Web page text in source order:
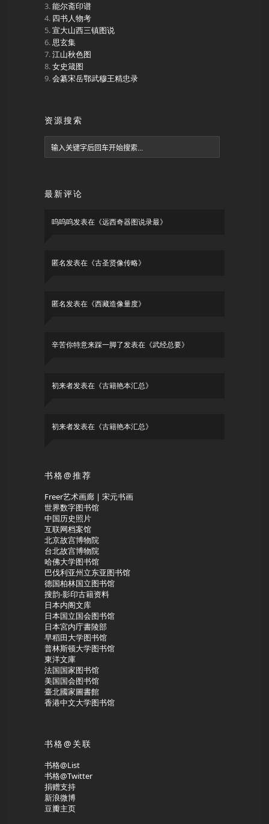
能尔斋印谱
四书人物考
宣大山西三镇图说
思玄集
江山秋色图
女史箴图
会纂宋岳鄂武穆王精忠录
资源搜索
最新评论
呜呜呜发表在《远西奇器图说录最》
匿名发表在《古圣贤像传略》
匿名发表在《西藏造像量度》
辛苦你特意来踩一脚了发表在《武经总要》
初来者发表在《古籍艳本汇总》
初来者发表在《古籍艳本汇总》
书格@推荐
Freer艺术画廊 | 宋元书画
世界数字图书馆
中国历史照片
互联网档案馆
北京故宫博物院
台北故宫博物院
哈佛大学图书馆
巴伐利亚州立东亚图书馆
德国柏林国立图书馆
搜韵-影印古籍资料
日本内阁文库
日本国立国会图书馆
日本宮内庁書陵部
早稻田大学图书馆
普林斯顿大学图书馆
東洋文庫
法国国家图书馆
美国国会图书馆
臺北國家圖書館
香港中文大学图书馆
书格@关联
书格@List
书格@Twitter
捐赠支持
新浪微博
豆瓣主页